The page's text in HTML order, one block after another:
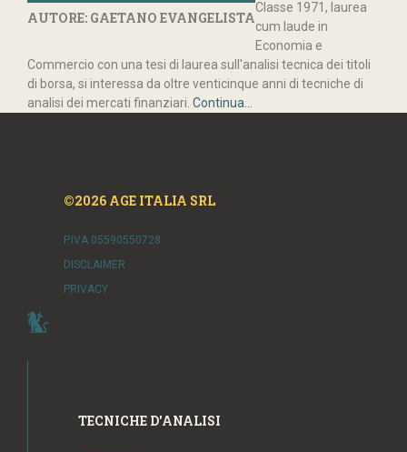
AUTORE: GAETANO EVANGELISTA
Classe 1971, laurea
cum laude in
Economia e
Commercio con una tesi di laurea sull'analisi tecnica dei titoli
di borsa, si interessa da oltre venticinque anni di tecniche di
analisi dei mercati finanziari. Continua...
©2026 AGE ITALIA SRL
P.IVA 05590550728
DISCLAIMER
PRIVACY
TECNICHE D'ANALISI